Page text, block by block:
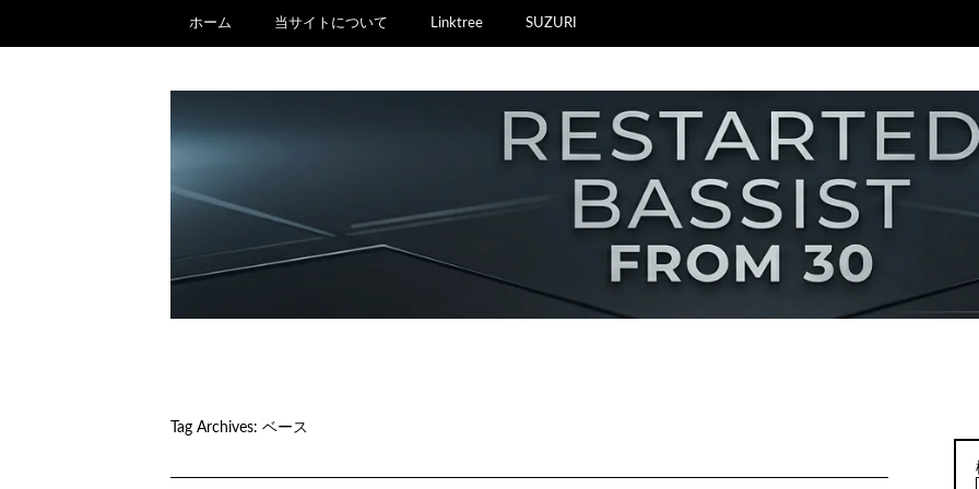
ホーム 当サイトについて Linktree SUZURI
Tag Archives: ベース